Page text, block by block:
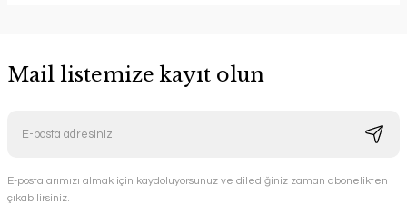
Mail listemize kayıt olun
E-postalarımızı almak için kaydoluyorsunuz ve dilediğiniz zaman abonelikten
çıkabilirsiniz.